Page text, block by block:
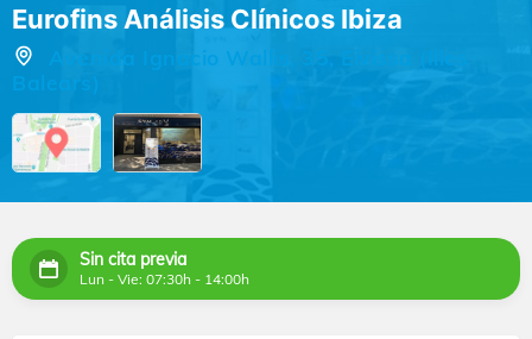
Eurofins Análisis Clínicos Ibiza
Avenida Ignacio Wallis, 35, Eivissa (Illes
Sin cita previa
Lun - Vie: 07:30h - 14:00h